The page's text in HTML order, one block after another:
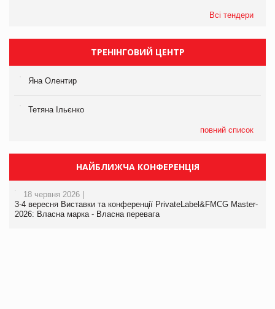
Всі тендери
ТРЕНІНГОВИЙ ЦЕНТР
Яна Олентир
Тетяна Ільєнко
повний список
НАЙБЛИЖЧА КОНФЕРЕНЦІЯ
18 червня 2026 |
3-4 вересня Виставки та конференції PrivateLabel&FMCG Master-
2026: Власна марка - Власна перевага